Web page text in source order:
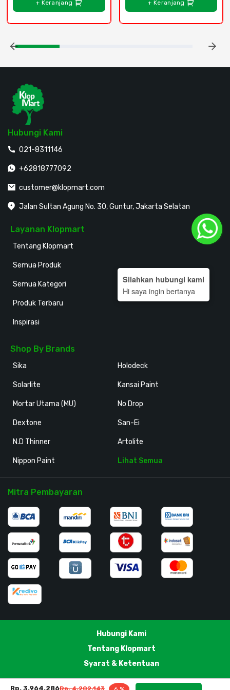
+ Keranjang + Keranjang
Rp. 3.964.286Rp. 4.202.143
Hubungi Kami
021-8311146
+62818777092
customer@klopmart.com
Jalan Sultan Agung No. 30, Guntur, Jakarta Selatan
Layanan Klopmart
Tentang Klopmart
Semua Produk
Semua Kategori
Produk Terbaru
Inspirasi
Shop By Brands
Sika
Solarlite
Mortar Utama (MU)
Dextone
N.D Thinner
Nippon Paint
Holodeck
Kansai Paint
No Drop
San-Ei
Artolite
Lihat Semua
Mitra Pembayaran
Hubungi Kami
Tentang Klopmart
Syarat & Ketentuan
Silahkan hubungi kami
Hi saya ingin bertanya